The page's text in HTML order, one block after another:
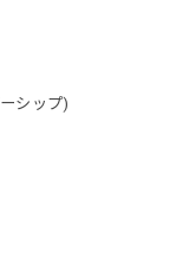
シップ)